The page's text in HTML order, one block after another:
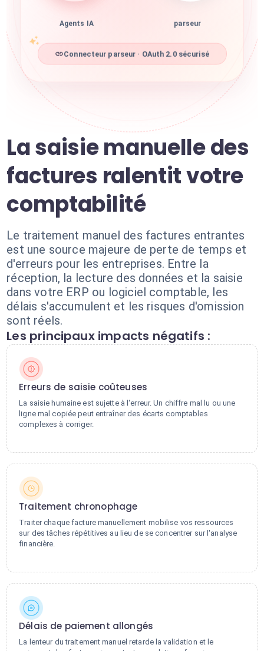
Agents IA parseur
Connecteur parseur · OAuth 2.0 sécurisé
La saisie manuelle des
factures ralentit votre
comptabilité
Le traitement manuel des factures entrantes
est une source majeure de perte de temps et
d'erreurs pour les entreprises. Entre la
réception, la lecture des données et la saisie
dans votre ERP ou logiciel comptable, les
délais s'accumulent et les risques d'omission
sont réels.
Les principaux impacts négatifs :
Erreurs de saisie coûteuses
La saisie humaine est sujette à l'erreur. Un chiffre mal lu ou une
ligne mal copiée peut entraîner des écarts comptables
complexes à corriger.
Traitement chronophage
Traiter chaque facture manuellement mobilise vos ressources
sur des tâches répétitives au lieu de se concentrer sur l'analyse
financière.
Délais de paiement allongés
La lenteur du traitement manuel retarde la validation et le